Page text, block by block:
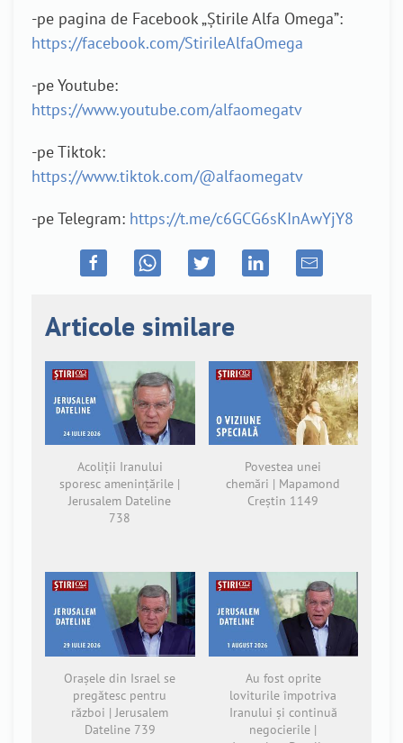
-pe pagina de Facebook „Știrile Alfa Omega”:
https://facebook.com/StirileAlfaOmega
-pe Youtube:
https://www.youtube.com/alfaomegatv
-pe Tiktok:
https://www.tiktok.com/@alfaomegatv
-pe Telegram: https://t.me/c6GCG6sKInAwYjY8
Articole similare
Acoliții Iranului
sporesc amenințările |
Jerusalem Dateline
738
Povestea unei
chemări | Mapamond
Creștin 1149
Orașele din Israel se
pregătesc pentru
război | Jerusalem
Dateline 739
Au fost oprite
loviturile împotriva
Iranului și continuă
negocierile |